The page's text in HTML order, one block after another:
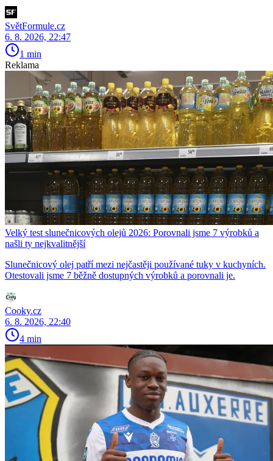
SvětFormule.cz
6. 8. 2026, 22:47
1 min
Reklama
Velký test slunečnicových olejů 2026: Porovnali jsme 7 výrobků a
našli ty nejkvalitnější
Slunečnicový olej patří mezi nejčastěji používané tuky v kuchyních.
Otestovali jsme 7 běžně dostupných výrobků a porovnali je.
Cooky.cz
6. 8. 2026, 22:40
4 min